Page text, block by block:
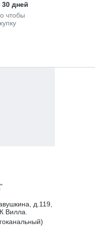
30 дней
чтобы
д.119,
Вилла.